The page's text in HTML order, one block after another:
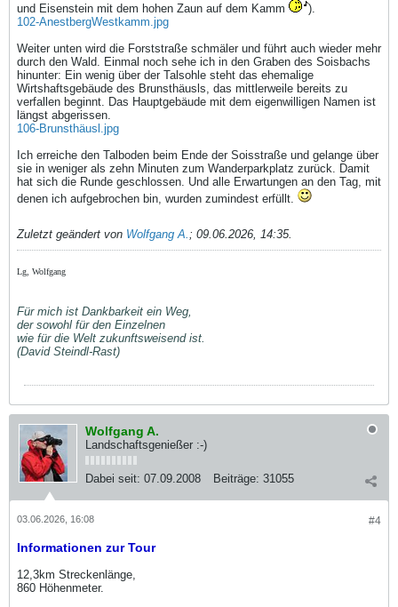
und Eisenstein mit dem hohen Zaun auf dem Kamm
).
102-AnestbergWestkamm.jpg
Weiter unten wird die Forststraße schmäler und führt auch wieder mehr
durch den Wald. Einmal noch sehe ich in den Graben des Soisbachs
hinunter: Ein wenig über der Talsohle steht das ehemalige
Wirtshaftsgebäude des Brunsthäusls, das mittlerweile bereits zu
verfallen beginnt. Das Hauptgebäude mit dem eigenwilligen Namen ist
längst abgerissen.
106-Brunsthäusl.jpg
Ich erreiche den Talboden beim Ende der Soisstraße und gelange über
sie in weniger als zehn Minuten zum Wanderparkplatz zurück. Damit
hat sich die Runde geschlossen. Und alle Erwartungen an den Tag, mit
denen ich aufgebrochen bin, wurden zumindest erfüllt.
Zuletzt geändert von Wolfgang A.; 09.06.2026, 14:35.
Lg, Wolfgang
Für mich ist Dankbarkeit ein Weg,
der sowohl für den Einzelnen
wie für die Welt zukunftsweisend ist.
(David Steindl-Rast)
Wolfgang A.
Landschaftsgenießer :-)
Dabei seit: 07.09.2008 Beiträge: 31055
#4
03.06.2026, 16:08
Informationen zur Tour
12,3km Streckenlänge,
860 Höhenmeter.